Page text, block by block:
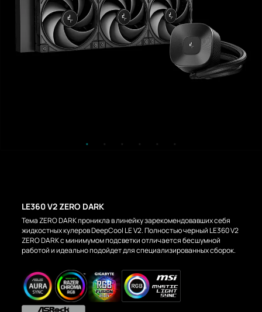
LE360 V2 ZERO DARK
Тема ZERO DARK проникла в линейку зарекомендовавших себя
жидкостных кулеров DeepCool LE V2. Полностью черный LE360 V2
ZERO DARK с минимумом подсветки отличается бесшумной
работой и идеально подойдет для специализированных сборок.